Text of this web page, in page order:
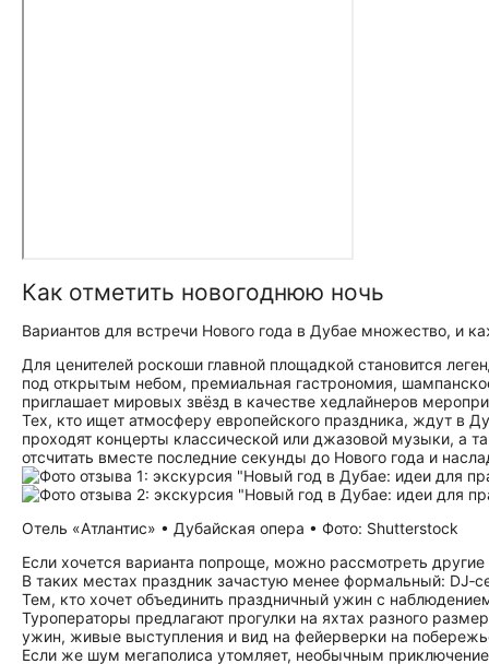
Как отметить новогоднюю ночь
Вариантов для встречи Нового года в Дубае множество, и
Для ценителей роскоши главной площадкой становится
под открытым небом, премиальная гастрономия,
приглашает мировых звёзд в качестве хедлайнеров
Тех, кто ищет атмосферу европейского праздника, ждут в
проходят концерты классической или джазовой музыки, а
отсчитать вместе последние секунды до Нового года и
Отель «Атлантис» • Дубайская опера • Фото: Shutterstock
Если хочется варианта попроще, можно рассмотреть
В таких местах праздник зачастую менее формальный:
Тем, кто хочет объединить праздничный ужин с
Туроператоры предлагают прогулки на яхтах разного
ужин, живые выступления и вид на фейерверки на
Если же шум мегаполиса утомляет, необычным